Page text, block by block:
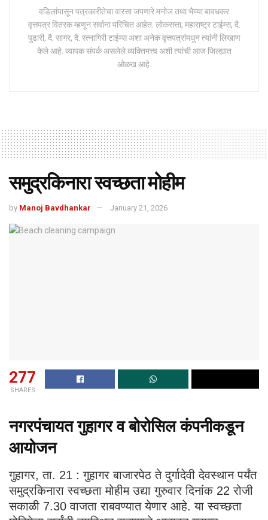
वडिलांपासून पत्रकारीतेचा वारसा जपणारे मनोज तथा भैय्या बावधकर
वृत्तपत्र वितरक म्हणून सर्वाना परिचित आहेत. लोकसत्ता, महाराष्ट्र टाईम्स, दै.
पुढारी, दै. सागर, दै. रत्नागिरी टाईम्स अशा अनेक वृत्तपत्रांमधुन त्यांनी लिखाण
केले आहे. व्यापक संपर्क असलेले व्यक्तिमत्त्व अशी त्यांची आज जिल्ह्यात
ओळख आहे.
समुद्रकिनारा स्वच्छता मोहीम
by Manoj Bavdhankar January 21, 2026
277
SHARES
नगरपंचायत गुहागर व बोरोसिल कंपनीकडून
आयोजन
गुहागर, ता. 21 : गुहागर बाजारपेठ ते दुर्गादेवी देवस्थान पर्यंत
समुद्रकिनारा स्वच्छता मोहीम उद्या गुरुवार दिनांक 22 रोजी
सकाळी 7.30 वाजता राबवण्यात येणार आहे. या स्वच्छता